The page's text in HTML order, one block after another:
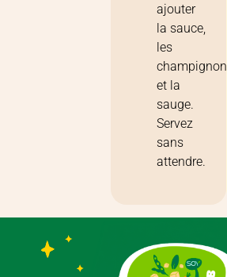
ajouter
la sauce,
les
champignons
et la
sauge.
Servez
sans
attendre.